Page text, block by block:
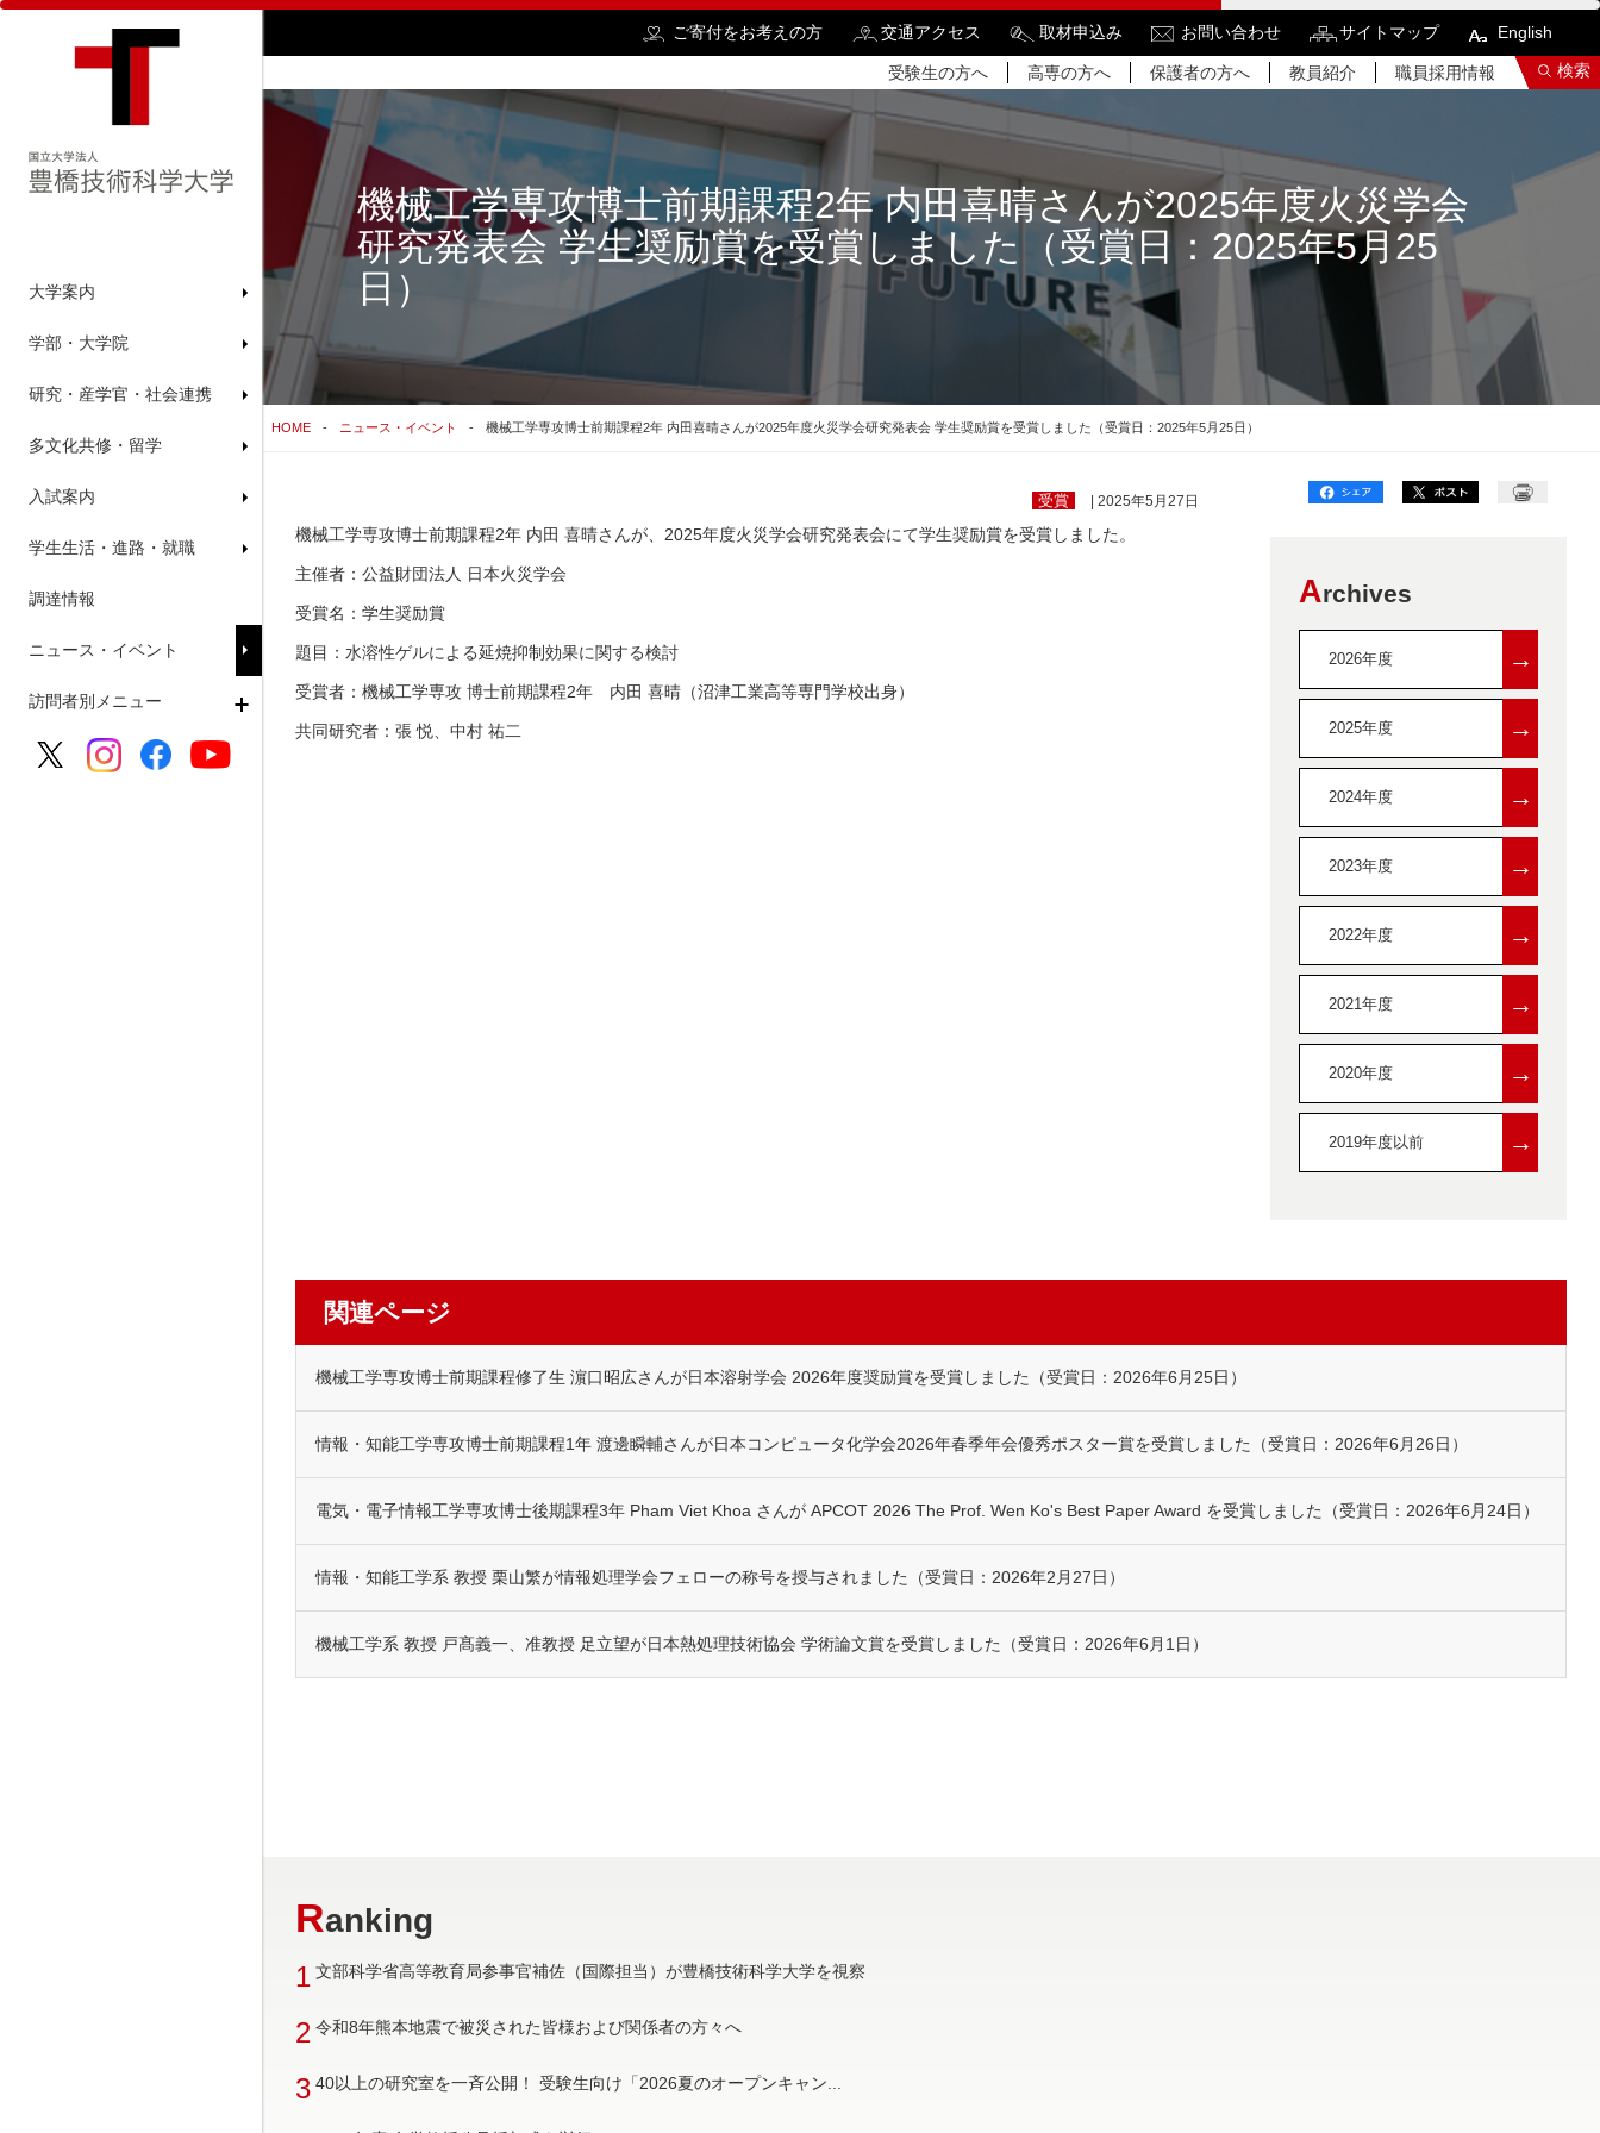
大学案内
学部・大学院
研究・産学官・社会連携
多文化共修・留学
入試案内
学生生活・進路・就職
調達情報
ニュース・イベント
訪問者別メニュー
ご寄付をお考えの方 交通アクセス 取材申込み お問い合わせ サイトマップ English
受験生の方へ 高専の方へ 保護者の方へ 教員紹介 職員採用情報 検索
検索結果をもっと見る
関連サイトすべてを検索する
機械工学専攻博士前期課程2年 内田喜晴さんが2025年度火災学会
研究発表会 学生奨励賞を受賞しました（受賞日：2025年5月25
日）
HOME ニュース・イベント 機械工学専攻博士前期課程2年 内田喜晴さんが2025年度火災学会研究発表会 学生奨励賞を受賞しました（受賞日：2025年5月25日）
受賞 | 2025年5月27日
機械工学専攻博士前期課程2年 内田 喜晴さんが、2025年度火災学会研究発表会にて学生奨励賞を受賞しました。
主催者：公益財団法人 日本火災学会
受賞名：学生奨励賞
題目：水溶性ゲルによる延焼抑制効果に関する検討
受賞者：機械工学専攻 博士前期課程2年 内田 喜晴（沼津工業高等専門学校出身）
共同研究者：張 悦、中村 祐二
Archives
2026年度 →
2025年度 →
2024年度 →
2023年度 →
2022年度 →
2021年度 →
2020年度 →
2019年度以前 →
関連ページ
機械工学専攻博士前期課程修了生 濵口昭広さんが日本溶射学会 2026年度奨励賞を受賞しました（受賞日：2026年6月25日）
情報・知能工学専攻博士前期課程1年 渡邊瞬輔さんが日本コンピュータ化学会2026年春季年会優秀ポスター賞を受賞しました（受賞日：2026年6月26日）
電気・電子情報工学専攻博士後期課程3年 Pham Viet Khoa さんが APCOT 2026 The Prof. Wen Ko's Best Paper Award を受賞しました（受賞日：2026年6月24日）
情報・知能工学系 教授 栗山繁が情報処理学会フェローの称号を授与されました（受賞日：2026年2月27日）
機械工学系 教授 戸髙義一、准教授 足立望が日本熱処理技術協会 学術論文賞を受賞しました（受賞日：2026年6月1日）
Ranking
1 文部科学省高等教育局参事官補佐（国際担当）が豊橋技術科学大学を視察
2 令和8年熊本地震で被災された皆様および関係者の方々へ
3 40以上の研究室を一斉公開！ 受験生向け「2026夏のオープンキャン...